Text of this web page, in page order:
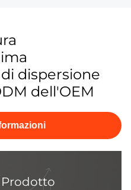
dispersione
dell'OEM